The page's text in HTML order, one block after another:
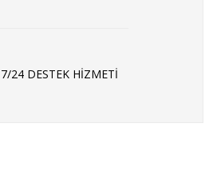
7/24 DESTEK HİZMETİ